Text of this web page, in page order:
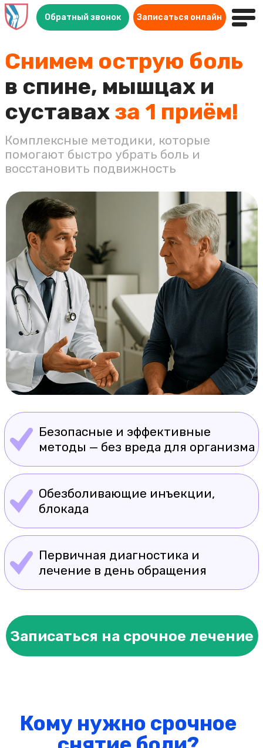
Записаться онлайн
Обратный звонок
в спине, мышцах и
суставахза 1 приём!
помогают быстро убрать боль и
восстановить подвижность
Обезболивающие инъекции,
блокада
Безопасные и эффективные
методы — без вреда для организма
Первичная диагностика и
Записаться на срочное лечение
Вы обратились по адресу, если:
Кому нужно срочное
снятие боли?
после нагрузки или неудачного
движения
или воспаление